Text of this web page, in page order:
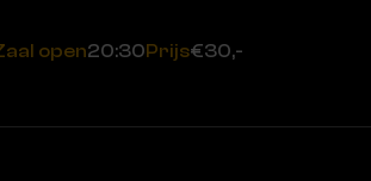
open20:30Prijs€30,-